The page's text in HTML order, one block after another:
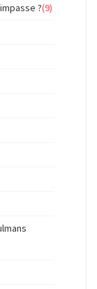
?(9)